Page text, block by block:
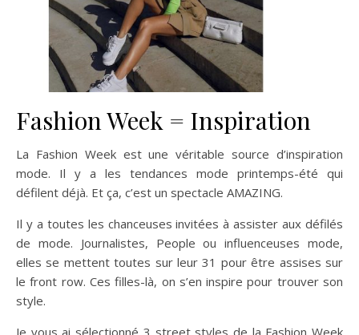
Fashion Week = Inspiration
La Fashion Week est une véritable source d’inspiration
mode. Il y a les tendances mode printemps-été qui
défilent déjà. Et ça, c’est un spectacle AMAZING.
Il y a toutes les chanceuses invitées à assister aux défilés
de mode. Journalistes, People ou influenceuses mode,
elles se mettent toutes sur leur 31 pour être assises sur
le front row. Ces filles-là, on s’en inspire pour trouver son
style.
Je vous ai sélectionné 3 street styles de la Fashion Week